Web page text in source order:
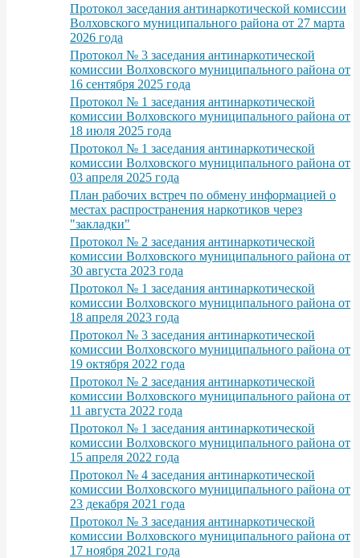
Протокол заседания антинаркотической комиссии
Волховского муниципального района от 27 марта
2026 года
Протокол № 3 заседания антинаркотической
комиссии Волховского муниципального района от
16 сентября 2025 года
Протокол № 1 заседания антинаркотической
комиссии Волховского муниципального района от
18 июля 2025 года
Протокол № 1 заседания антинаркотической
комиссии Волховского муниципального района от
03 апреля 2025 года
План рабочих встреч по обмену информацией о
местах распространения наркотиков через
"закладки"
Протокол № 2 заседания антинаркотической
комиссии Волховского муниципального района от
30 августа 2023 года
Протокол № 1 заседания антинаркотической
комиссии Волховского муниципального района от
18 апреля 2023 года
Протокол № 3 заседания антинаркотической
комиссии Волховского муниципального района от
19 октября 2022 года
Протокол № 2 заседания антинаркотической
комиссии Волховского муниципального района от
11 августа 2022 года
Протокол № 1 заседания антинаркотической
комиссии Волховского муниципального района от
15 апреля 2022 года
Протокол № 4 заседания антинаркотической
комиссии Волховского муниципального района от
23 декабря 2021 года
Протокол № 3 заседания антинаркотической
комиссии Волховского муниципального района от
17 ноября 2021 года